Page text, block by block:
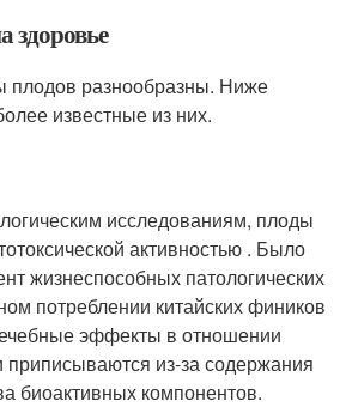
здоровье
разнообразны. Ниже
известные из них.
исследованиям, плоды
активностью . Было
жизнеспособных патологических
потреблении китайских фиников
эффекты в отношении
приписываются из-за содержания
биоактивных компонентов.